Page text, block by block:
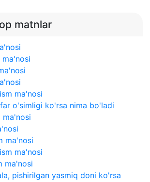
matnlar
ma'nosi
o'simligi ko'rsa nima bo'ladi
ma'nosi
ma'nosi
ma'nosi
ma'nosi
pishirilgan yasmiq doni ko'rsa